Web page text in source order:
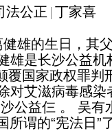
法公正 丁家喜
雄的生日，其
雄是长沙公益
覆国家政权罪判
对艾滋病毒感
公益仨 。 吴
所谓的“宪法日